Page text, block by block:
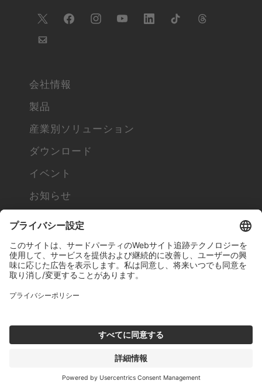
会社情報
製品
産業別ソリューション
ダウンロード
イベント
お知らせ
お問い合わせ
キャンペーン
タンガロイ方針
IMC コンパス: ビジネス行動および倫理規範
マルチステークホルダー方針